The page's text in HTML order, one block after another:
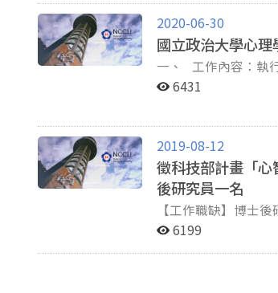
工作開始時間:112年2月1日起或面議 五、 工作地點 : 國立政
式: (一) 意者請將履歷、自傳及相關資料(如最高學歷證明、歷年成績 單)，並註明可開始上班時間，E-
Mail至
知安排面試;不合適者
2020-06-30
國立政治大學心
一、 工作內容：執
驗。 （二） 中、英
36,050元起） 四、 工作開始時間：110年8月1日起 (可面議) 五、 工作地點 : 國立政治大學心理系 & 心
智、大腦與學習研究中心 眼動與閱讀實驗室 六
（如最高學歷證明、
任研究助理），公
通知。
6431
2019-08-12
徵科技部計畫「
後研究員一名
【工作職缺】博士後研究員 【工作內容】 規劃、舉辦跨領域人才之培育課程及擔
料分析與深度諮詢 撰寫中心年度計畫報告書及未來規劃 推動中心特色研究 期刊論文發表 完成計畫主持人交
6199